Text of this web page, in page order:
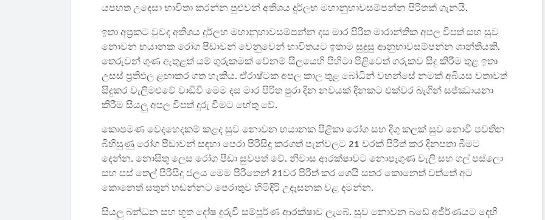
යපහත උදෙසා භාවිතා කරන්න පුළුවන් අතිශය දුර්ලභ මහානුභාවසම්පන්න පිරිතක් ගැනයි.
ඉතා අප්‍රකට වුවද අතිශය දුර්ලභ මහානුභාවසම්පන්න දස මාර පිරිත මාරාන්තික අපල විපත් සහ සුව
නොවන භයානක රෝග පීඩාවන් වෙනුවෙන් භාවිතයට ඉතාම සුදුසු ආනුභාවසම්පන්න ශාන්තියකි.
තෙරුවන් ගුණ ඇතුළත් යම් ගුරුකමක් වේනම් සීලයෙහි පිහිටා පිළිවෙත් ගරුකව සිදු කිරීම තුළ ඉතා
උසස් ප්‍රතිඵල ළඟාකර ගත හැකිය. ඒරාෂ්ටක අපල කාල තුළ බෝධින් වහන්සේ නමක් අබියස වතාවත්
සිදුකර වැලිමළුවේ වාඩිවී මෙම දස මාර පිරිත පුරා දින නවයක් දිනකට එක්වර බැගින් සජ්ඣායනා
කිරීම සියලු අපල විපත් දුරු වීමට හේතු වේ.
කොපමණ වෙදහෙදකම් කළද සුව නොවන භයානක පිළිකා රෝග සහ දිගු කලක් සුව නොවී පවතින
බිහිසුණු රෝග පීඩාවන් සඳහා පෙරා පිරිසිදු කරගත් පැන්වලට 21 වරක් පිරිත් කර දිනපතා බීමට
දෙන්න. නොසිතූ ලෙස රෝග පීඩා සුවපත් වේ. නිවාස ආරක්ෂාවට නොපෑගුණ වැලි සහ ගල් පස්ලො
සහ පස් තෙල් පිරිසිදු ජලය මෙම පිරිතෙන් 21වර පිරිත් කර ගෙයි සතර කොනෙත් වත්තේ අට
කොනෙත් සතුන් හඬන්නට පෙරාතුව හිමිදිරි උදෑසනක වළ දමන්න.
සියලු බන්ධන සහ භූත දෝෂ දුරුවී සම්පූර්ණ ආරක්ෂාව ලැබේ. සුව නොවන බඩේ අජීර්ණයට දෙහි